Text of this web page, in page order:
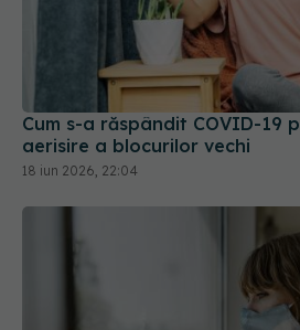
Cum s-a răspândit COVID-19
aerisire a blocurilor vechi